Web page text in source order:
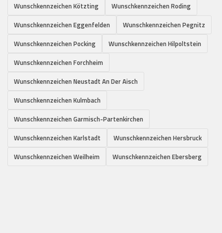
Wunschkennzeichen Kötzting
Wunschkennzeichen Roding
Wunschkennzeichen Eggenfelden
Wunschkennzeichen Pegnitz
Wunschkennzeichen Pocking
Wunschkennzeichen Hilpoltstein
Wunschkennzeichen Forchheim
Wunschkennzeichen Neustadt An Der Aisch
Wunschkennzeichen Kulmbach
Wunschkennzeichen Garmisch-Partenkirchen
Wunschkennzeichen Karlstadt
Wunschkennzeichen Hersbruck
Wunschkennzeichen Weilheim
Wunschkennzeichen Ebersberg